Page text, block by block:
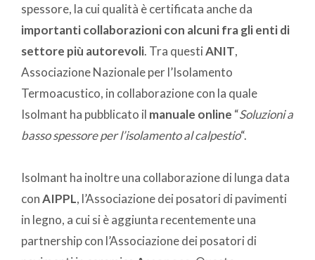
spessore, la cui qualità è certificata anche da
importanti collaborazioni con alcuni fra gli enti di
settore più autorevoli. Tra questiANIT,
Associazione Nazionale per l’Isolamento
Termoacustico, in collaborazione con la quale
Isolmant ha pubblicato il manuale online “Soluzioni a
basso spessore per l’isolamento al calpestio“.
Isolmant ha inoltre una collaborazione di lunga data
conAIPPL, l’Associazione dei posatori di pavimenti
in legno, a cui si è aggiunta recentemente una
partnership con l’Associazione dei posatori di